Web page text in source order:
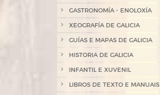
GASTRONOMÍA - ENOLOXÍA
XEOGRAFÍA DE GALICIA
GUÍAS E MAPAS DE GALICIA
HISTORIA DE GALICIA
INFANTIL E XUVENIL
LIBROS DE TEXTO E MANUAIS